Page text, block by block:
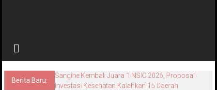
Berita Baru:
Sangihe Kembali Juara 1 NSIC 2026, Proposal
Investasi Kesehatan Kalahkan 15 Daerah